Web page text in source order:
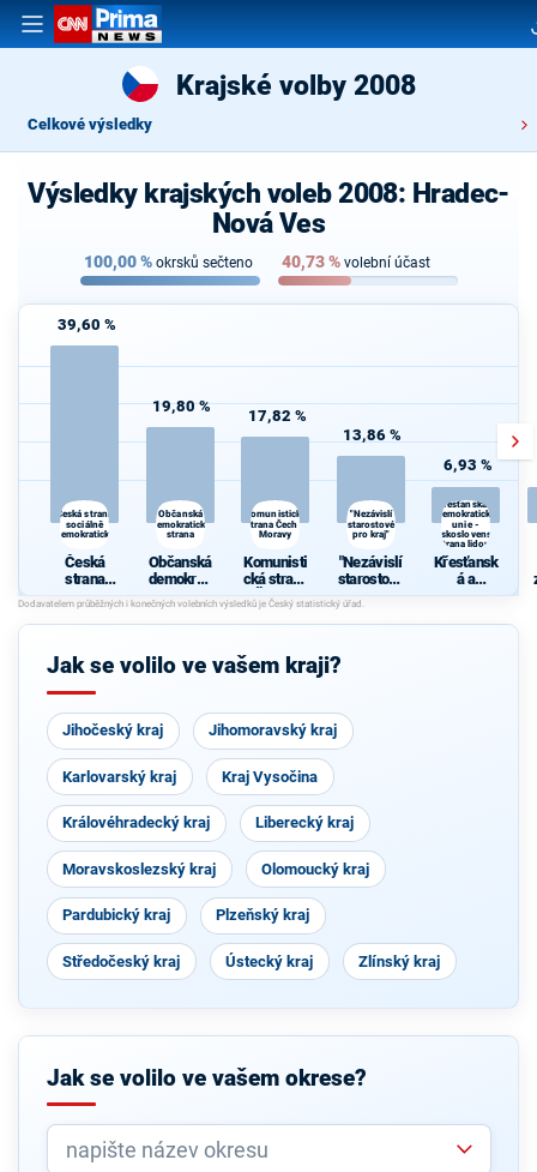
Krajské volby 2008
Celkové výsledky
Výsledky krajských voleb 2008: Hradec-
Nová Ves
100,00% okrsků sečteno 40,73% volební účast
39,60 %
Česká strana
sociálně
demokratická
Česká
strana
sociálně
demokrati
cká
19,80 %
Občanská
demokratická
strana
Občanská
demokrati
cká strana
17,82 %
Komunistická
strana Čech a
Moravy
Komunisti
cká strana
Čech a
Moravy
13,86 %
"Nezávislí
starostové
pro kraj"
"Nezávislí
starostové
pro kraj"
6,93 %
Křesťanská a
demokratická
unie -
Československá
strana lidová
Křesťansk
á a
demokrati
Českoslov
Jak se volilo ve vašem kraji?
Jihočeský kraj Jihomoravský kraj
Karlovarský kraj Kraj Vysočina
Královéhradecký kraj Liberecký kraj
Moravskoslezský kraj Olomoucký kraj
Pardubický kraj Plzeňský kraj
Středočeský kraj Ústecký kraj Zlínský kraj
Jak se volilo ve vašem okrese?